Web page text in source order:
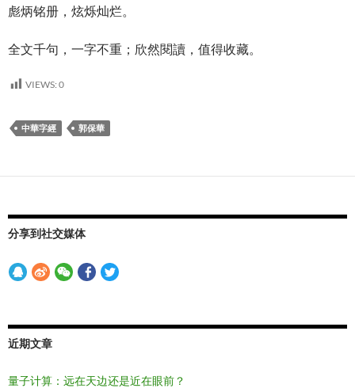
彪炳铭册，炫烁灿烂。
全文千句，一字不重；欣然閱讀，值得收藏。
VIEWS: 0
中華字經 郭保華
分享到社交媒体
近期文章
量子计算：远在天边还是近在眼前？